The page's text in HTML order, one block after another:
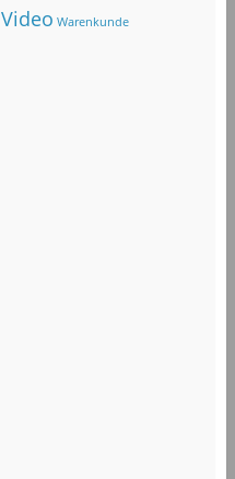
Video Warenkunde